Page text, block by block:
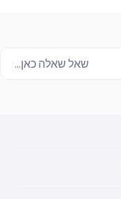
שאל שאלה כאן...